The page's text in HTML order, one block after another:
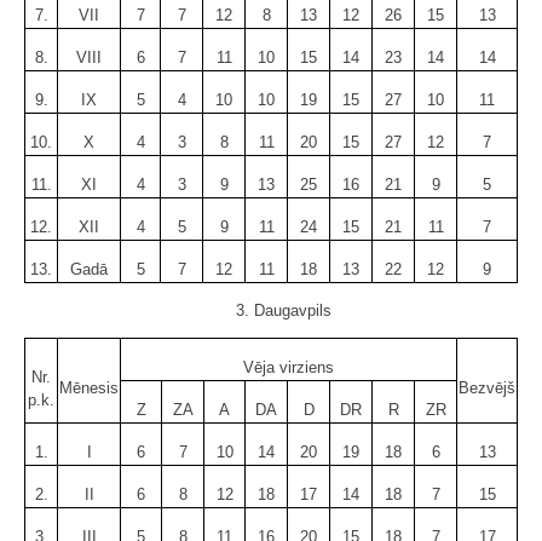
7. VII 7 7 12 8 13 12 26 15 13
8. VIII 6 7 11 10 15 14 23 14 14
9. IX 5 4 10 10 19 15 27 10 11
10. X 4 3 8 11 20 15 27 12 7
11. XI 4 3 9 13 25 16 21 9 5
12. XII 4 5 9 11 24 15 21 11 7
13. Gadā 5 7 12 11 18 13 22 12 9
3. Daugavpils
Nr.
p.k.
Mēnesis
Vēja virziens
Bezvējš
Z
ZA A DA D DR R ZR
1. 6 7 10 14 20 19 18 6 13
2. 6 8 12 18 17 14 18 7 15
3. 5 8 11 16 20 15 18 7 17